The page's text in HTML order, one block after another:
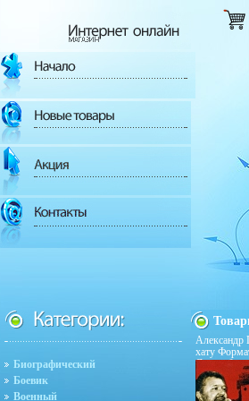
Биографический
Боевик
Военный
Александр
хату
Фирма
товары
Альбом: